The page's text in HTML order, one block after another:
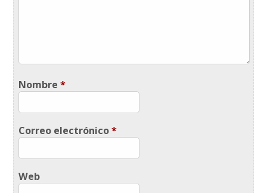
Nombre*
Correo electrónico*
Web